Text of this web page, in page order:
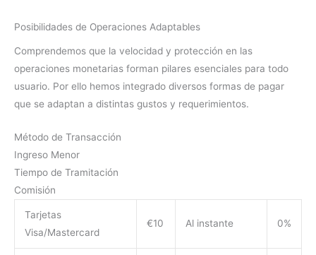
Posibilidades de Operaciones Adaptables
Comprendemos que la velocidad y protección en las
operaciones monetarias forman pilares esenciales para todo
usuario. Por ello hemos integrado diversos formas de pagar
que se adaptan a distintas gustos y requerimientos.
Método de Transacción
Ingreso Menor
Tiempo de Tramitación
Comisión
Tarjetas
Visa/Mastercard
€10 Al instante 0%